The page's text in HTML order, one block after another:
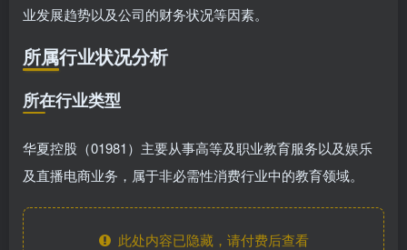
业发展趋势以及公司的财务状况等因素。
所属行业状况分析
所在行业类型
华夏控股（01981）主要从事高等及职业教育服务以及娱乐
及直播电商业务，属于非必需性消费行业中的教育领域。
此处内容已隐藏，请付费后查看